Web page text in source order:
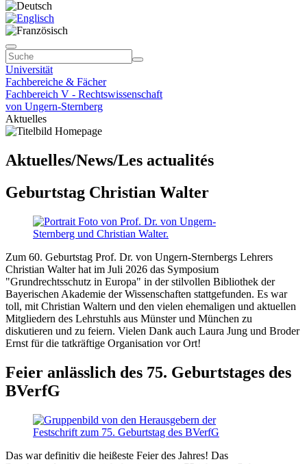
Universität
Fachbereiche & Fächer
Fachbereich V - Rechtswissenschaft
von Ungern-Sternberg
Aktuelles
Aktuelles/News/Les actualités
Geburtstag Christian Walter
Zum 60. Geburtstag Prof. Dr. von Ungern-Sternbergs Lehrers
Christian Walter hat im Juli 2026 das Symposium
"Grundrechtsschutz in Europa" in der stilvollen Bibliothek der
Bayerischen Akademie der Wissenschaften stattgefunden. Es war
toll, mit Christian Waltern und den vielen ehemaligen und aktuellen
Mitgliedern des Lehrstuhls aus Münster und München zu
diskutieren und zu feiern. Vielen Dank auch Laura Jung und Broder
Ernst für die tatkräftige Organisation vor Ort!
Feier anlässlich des 75. Geburtstages des
BVerfG
Das war definitiv die heißeste Feier des Jahres! Das